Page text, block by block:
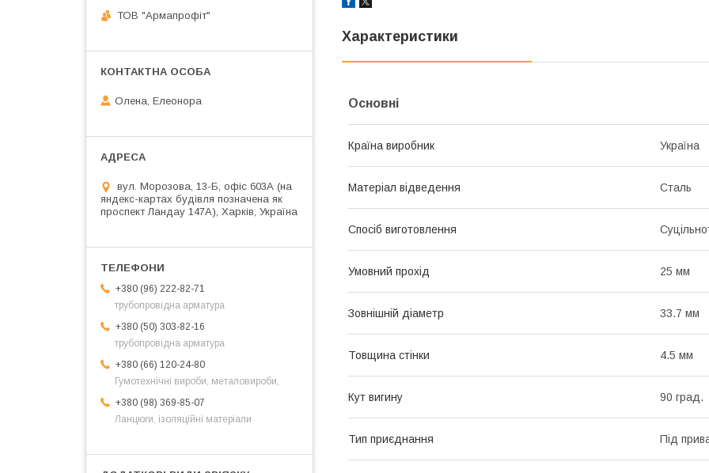
Характеристики
Основні
Країна виробник Україна
Матеріал відведення Сталь
Спосіб виготовлення
Умовний прохід 25 мм
Зовнішній діаметр 33.7 мм
Товщина стінки 4.5 мм
Кут вигину 90 град.
Тип приєднання Під
ТОВ "Армапрофіт"
Олена, Елеонора
вул. Морозова, 13-Б, офіс 603А (на
яндекс-картах будівля позначена як
проспект Ландау 147А), Харків, Україна
+380 (96) 222-82-71
трубопровідна арматура
+380 (50) 303-82-16
трубопровідна арматура
+380 (66) 120-24-80
Гумотехнічні вироби, металовироби,
+380 (98) 369-85-07
Ланцюги, ізоляційні матеріали